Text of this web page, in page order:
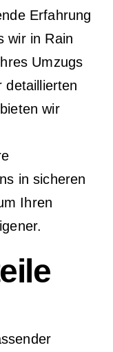
Erfahrung
wir in Rain
Umzugs
detaillierten
wir
in sicheren
Ihren